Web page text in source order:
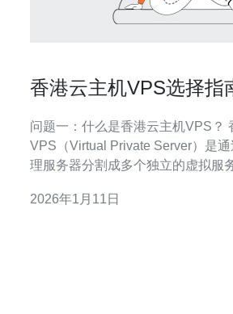
香港云主机VPS选择指
问题一：什么是香港云主机VPS？
VPS（Virtual Private Server）是
理服务器分割成多个独立的虚拟服
需求进行管理和配置。香港云主机
2026年1月11日